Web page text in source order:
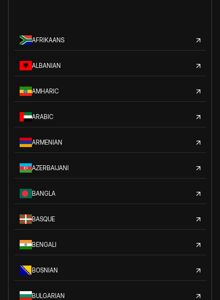
AFRIKAANS
ALBANIAN
AMHARIC
ARABIC
ARMENIAN
AZERBAIJANI
BANGLA
BASQUE
BENGALI
BOSNIAN
BULGARIAN